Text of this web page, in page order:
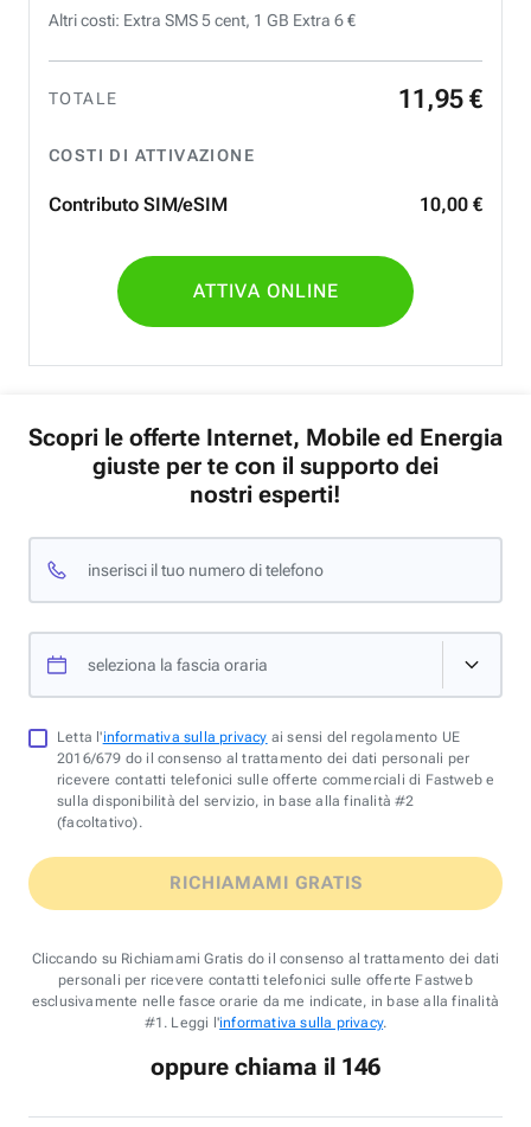
Altri costi: Extra SMS 5 cent, 1 GB Extra 6 €
TOTALE 11 ,95 €
COSTI DI ATTIVAZIONE
Contributo SIM/eSIM 10,00 €
ATTIVA ONLINE
Scopri le offerte Internet, Mobile ed Energia
giuste per te con il supporto dei
nostri esperti!
inserisci il tuo numero di telefono
seleziona la fascia oraria
Letta l'informativa sulla privacy ai sensi del regolamento UE
2016/679 do il consenso al trattamento dei dati personali per
ricevere contatti telefonici sulle offerte commerciali di Fastweb e
sulla disponibilità del servizio, in base alla finalità #2
(facoltativo).
RICHIAMAMI GRATIS
Cliccando su Richiamami Gratis do il consenso al trattamento dei dati
personali per ricevere contatti telefonici sulle offerte Fastweb
esclusivamente nelle fasce orarie da me indicate, in base alla finalità
#1. Leggi l'informativa sulla privacy.
oppure chiama il 146